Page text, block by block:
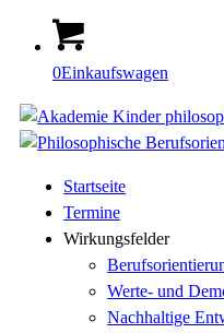
0Einkaufswagen
Startseite
Termine
Wirkungsfelder
Werte- und
Nachhaltige